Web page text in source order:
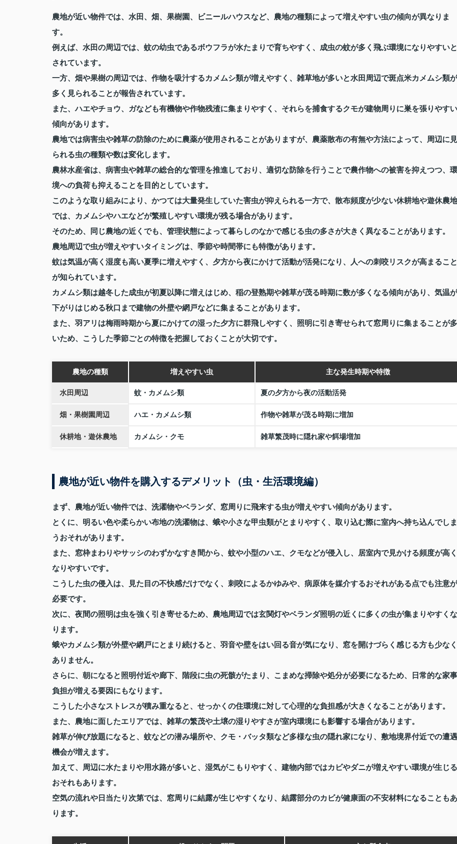
農地が近い物件では、水田、畑、果樹園、ビニールハウスなど、農地の種類によって増えやすい虫の傾向が異なりま
す。
例えば、水田の周辺では、蚊の幼虫であるボウフラが水たまりで育ちやすく、成虫の蚊が多く飛ぶ環境になりやすいと
されています。
一方、畑や果樹の周辺では、作物を吸汁するカメムシ類が増えやすく、雑草地が多いと水田周辺で斑点米カメムシ類が
多く見られることが報告されています。
また、ハエやチョウ、ガなども有機物や作物残渣に集まりやすく、それらを捕食するクモが建物周りに巣を張りやすい
傾向があります。
農地では病害虫や雑草の防除のために農薬が使用されることがありますが、農薬散布の有無や方法によって、周辺に見
られる虫の種類や数は変化します。
農林水産省は、病害虫や雑草の総合的な管理を推進しており、適切な防除を行うことで農作物への被害を抑えつつ、環
境への負荷も抑えることを目的としています。
このような取り組みにより、かつては大量発生していた害虫が抑えられる一方で、散布頻度が少ない休耕地や遊休農地
では、カメムシやハエなどが繁殖しやすい環境が残る場合があります。
そのため、同じ農地の近くでも、管理状態によって暮らしのなかで感じる虫の多さが大きく異なることがあります。
農地周辺で虫が増えやすいタイミングは、季節や時間帯にも特徴があります。
蚊は気温が高く湿度も高い夏季に増えやすく、夕方から夜にかけて活動が活発になり、人への刺咬リスクが高まること
が知られています。
カメムシ類は越冬した成虫が初夏以降に増えはじめ、稲の登熟期や雑草が茂る時期に数が多くなる傾向があり、気温が
下がりはじめる秋口まで建物の外壁や網戸などに集まることがあります。
また、羽アリは梅雨時期から夏にかけての湿った夕方に群飛しやすく、照明に引き寄せられて窓周りに集まることが多
いため、こうした季節ごとの特徴を把握しておくことが大切です。
農地の種類 増えやすい虫 主な発生時期や特徴
水田周辺 蚊・カメムシ類 夏の夕方から夜の活動活発
畑・果樹園周辺 ハエ・カメムシ類 作物や雑草が茂る時期に増加
休耕地・遊休農地 カメムシ・クモ 雑草繁茂時に隠れ家や餌場増加
農地が近い物件を購入するデメリット（虫・生活環境編）
まず、農地が近い物件では、洗濯物やベランダ、窓周りに飛来する虫が増えやすい傾向があります。
とくに、明るい色や柔らかい布地の洗濯物は、蛾や小さな甲虫類がとまりやすく、取り込む際に室内へ持ち込んでしま
うおそれがあります。
また、窓枠まわりやサッシのわずかなすき間から、蚊や小型のハエ、クモなどが侵入し、居室内で見かける頻度が高く
なりやすいです。
こうした虫の侵入は、見た目の不快感だけでなく、刺咬によるかゆみや、病原体を媒介するおそれがある点でも注意が
必要です。
次に、夜間の照明は虫を強く引き寄せるため、農地周辺では玄関灯やベランダ照明の近くに多くの虫が集まりやすくな
ります。
蛾やカメムシ類が外壁や網戸にとまり続けると、羽音や壁をはい回る音が気になり、窓を開けづらく感じる方も少なく
ありません。
さらに、朝になると照明付近や廊下、階段に虫の死骸がたまり、こまめな掃除や処分が必要になるため、日常的な家事
負担が増える要因にもなります。
こうした小さなストレスが積み重なると、せっかくの住環境に対して心理的な負担感が大きくなることがあります。
また、農地に面したエリアでは、雑草の繁茂や土壌の湿りやすさが室内環境にも影響する場合があります。
雑草が伸び放題になると、蚊などの潜み場所や、クモ・バッタ類など多様な虫の隠れ家になり、敷地境界付近での遭遇
機会が増えます。
加えて、周辺に水たまりや用水路が多いと、湿気がこもりやすく、建物内部ではカビやダニが増えやすい環境が生じる
おそれもあります。
空気の流れや日当たり次第では、窓周りに結露が生じやすくなり、結露部分のカビが健康面の不安材料になることもあ
ります。